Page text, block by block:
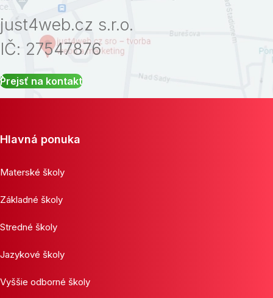
just4web.cz s.r.o.
IČ: 27547876
Prejsť na kontakt
Hlavná ponuka
Materské školy
Základné školy
Stredné školy
Jazykové školy
Vyššie odborné školy